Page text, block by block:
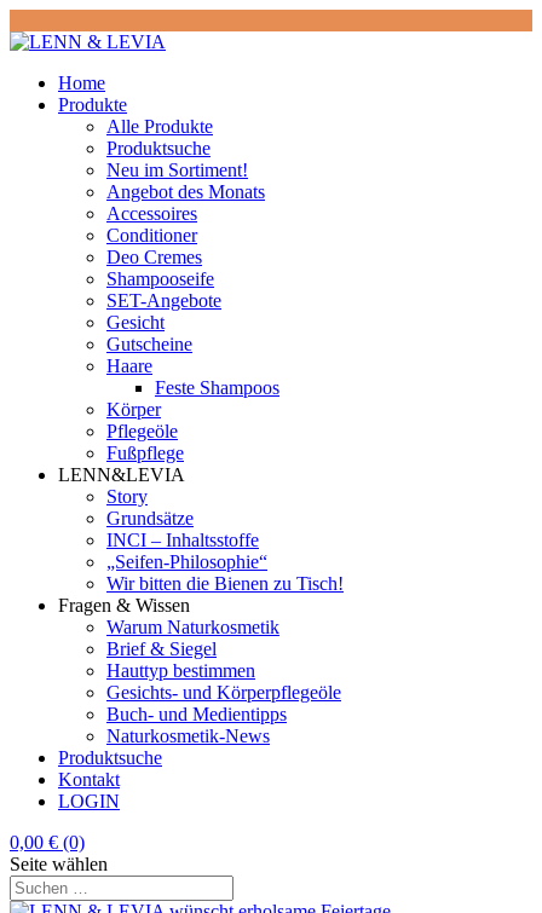
Home
Produkte
Alle Produkte
Produktsuche
Neu im Sortiment!
Angebot des Monats
Accessoires
Conditioner
Deo Cremes
Shampooseife
SET-Angebote
Gesicht
Gutscheine
Haare
Feste Shampoos
Körper
Pflegeöle
Fußpflege
LENN&LEVIA
Story
Grundsätze
INCI – Inhaltsstoffe
„Seifen-Philosophie“
Wir bitten die Bienen zu Tisch!
Fragen & Wissen
Warum Naturkosmetik
Brief & Siegel
Hauttyp bestimmen
Gesichts- und Körperpflegeöle
Buch- und Medientipps
Naturkosmetik-News
Produktsuche
Kontakt
LOGIN
0,00 € (0)
Seite wählen